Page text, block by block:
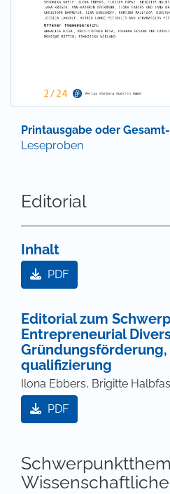
Printausgabe oder
Leseproben
Editorial
Inhalt
PDF
Editorial zum
Entrepreneurial
qualifizierung
Ilona Ebbers, Brigitte Halbfas
PDF